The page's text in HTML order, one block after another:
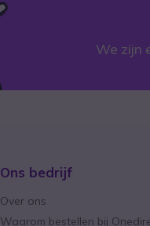
We zijn
Ons bedrijf
Over ons
Waarom bestellen bij